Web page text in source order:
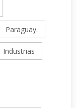
Paraguay.
Industrias